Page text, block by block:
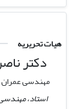
هیات تحریریه
دکتر
مهندسی عمران
استاد،